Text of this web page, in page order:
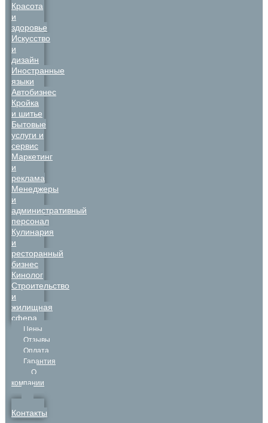
Красота
и
здоровье
Искусство
и
дизайн
Иностранные
языки
Автобизнес
Кройка
и шитье
Бытовые
услуги и
сервис
Маркетинг
и
реклама
Менеджеры
и
административный
персонал
Кулинария
и
ресторанный
бизнес
Кинолог
Строительство
и
жилищная
сфера
Цены
Отзывы
Оплата
Гарантия
О
компании
Контакты